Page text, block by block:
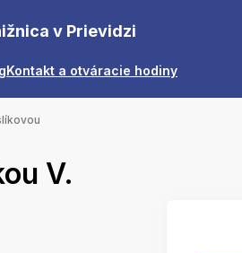
v Prievidzi
Kontakt a otváracie hodiny
V.